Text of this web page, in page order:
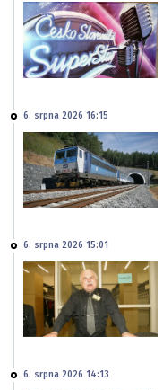
6. srpna 2026 16:15
6. srpna 2026 15:01
6. srpna 2026 14:13